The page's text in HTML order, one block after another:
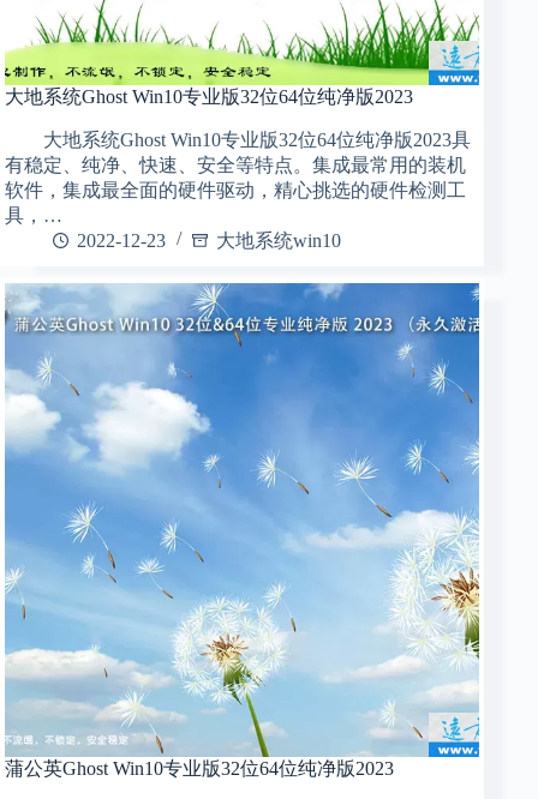
大地系统Ghost Win10专业版32位64位纯净版2023
大地系统Ghost Win10专业版32位64位纯净版2023具
有稳定、纯净、快速、安全等特点。集成最常用的装机
软件，集成最全面的硬件驱动，精心挑选的硬件检测工
具，…
2022-12-23
大地系统win10
蒲公英Ghost Win10专业版32位64位纯净版2023